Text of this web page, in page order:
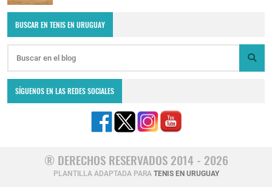
BUSCAR EN TENIS EN URUGUAY
SÍGUENOS EN LAS REDES SOCIALES
® DERECHOS RESERVADOS 2014 - 2026
PLANTILLA ADAPTADA PARA TENIS EN URUGUAY